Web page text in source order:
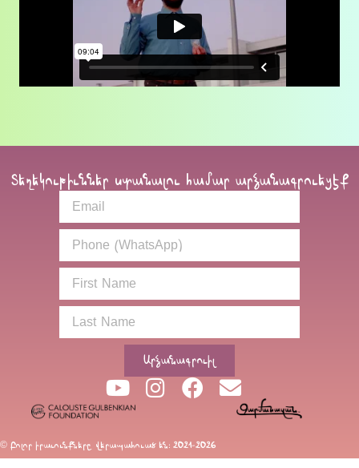
Տեղեկութիւններ ստանալու համար արձանագրուեցէք
Արձանագրուիլ
© Բոլոր իրաւունքները վերապահուած են։ 2021-2026